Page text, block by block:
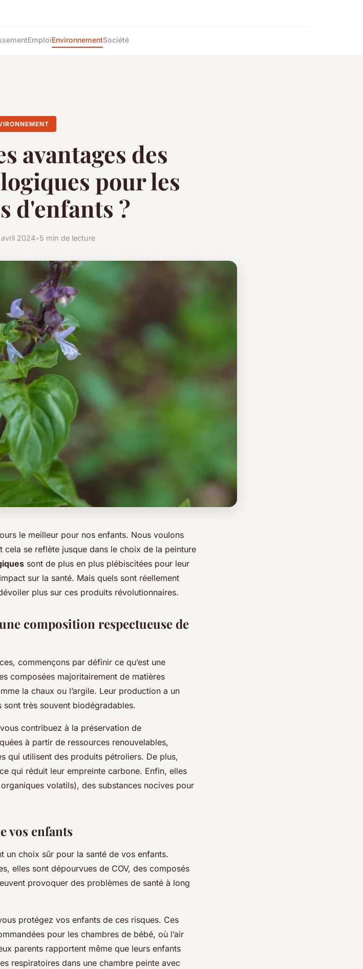
EmploiEnvironnementSociété
avantages des
pour les
d'enfants ?
2024•5 min de lecture
le meilleur pour nos enfants. Nous voulons
cela se reflète jusque dans le choix de la peinture
sont de plus en plus plébiscitées pour leur
sur la santé. Mais quels sont réellement
plus sur ces produits révolutionnaires.
composition respectueuse de
commençons par définir ce qu’est une
composées majoritairement de matières
la chaux ou l’argile. Leur production a un
sont très souvent biodégradables.
contribuez à la préservation de
à partir de ressources renouvelables,
qui utilisent des produits pétroliers. De plus,
qui réduit leur empreinte carbone. Enfin, elles
volatils), des substances nocives pour
vos enfants
un choix sûr pour la santé de vos enfants.
elles sont dépourvues de COV, des composés
provoquer des problèmes de santé à long
protégez vos enfants de ces risques. Ces
pour les chambres de bébé, où l’air
parents rapportent même que leurs enfants
respiratoires dans une chambre peinte avec